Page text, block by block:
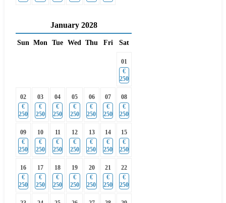
January 2028
Sun Mon Tue Wed Thu Fri Sat
01
€
250
02
€
250
03
€
250
04
€
250
05
€
250
06
€
250
07
€
250
08
€
250
09
€
250
10
€
250
11
€
250
12
€
250
13
€
250
14
€
250
15
€
250
16
€
250
17
€
250
18
€
250
19
€
250
20
€
250
21
€
250
22
€
250